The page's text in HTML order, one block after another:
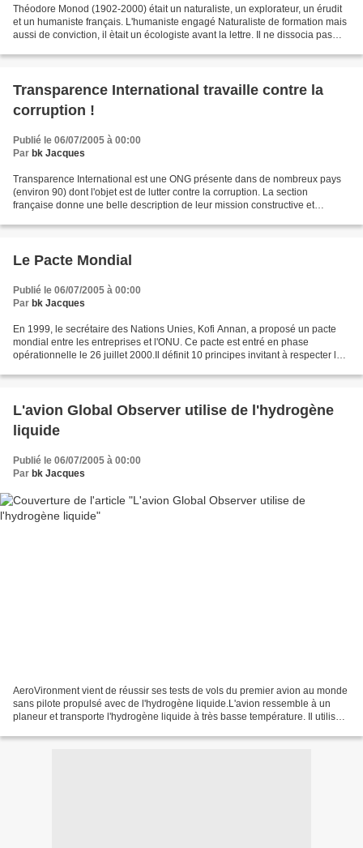
Théodore Monod (1902-2000) était un naturaliste, un explorateur, un érudit
et un humaniste français. L'humaniste engagé Naturaliste de formation mais
aussi de conviction, il ètait un écologiste avant la lettre. Il ne dissocia pas
Transparence International travaille contre la
corruption !
Publié le 06/07/2005 à 00:00
Par bk Jacques
Transparence International est une ONG présente dans de nombreux pays
(environ 90) dont l'objet est de lutter contre la corruption. La section
française donne une belle description de leur mission constructive et
Le Pacte Mondial
Publié le 06/07/2005 à 00:00
Par bk Jacques
En 1999, le secrétaire des Nations Unies, Kofi Annan, a proposé un pacte
mondial entre les entreprises et l'ONU. Ce pacte est entré en phase
opérationnelle le 26 juillet 2000.Il définit 10 principes invitant à respecter les
L'avion Global Observer utilise de l'hydrogène
liquide
Publié le 06/07/2005 à 00:00
Par bk Jacques
AeroVironment vient de réussir ses tests de vols du premier avion au monde
sans pilote propulsé avec de l'hydrogène liquide.L'avion ressemble à un
planeur et transporte l'hydrogène liquide à très basse température. Il utilise